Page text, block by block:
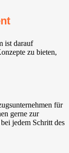
ist darauf
zu bieten,
für
gerne zur
jedem Schritt des